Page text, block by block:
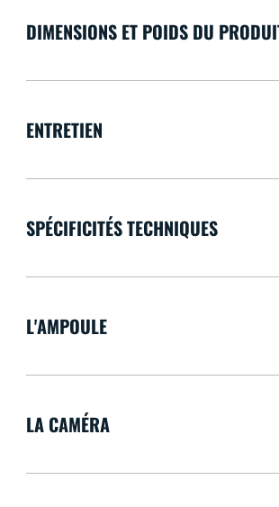
DIMENSIONS ET POIDS DU
ENTRETIEN
SPÉCIFICITÉS TECHNIQUES
L'AMPOULE
LA CAMÉRA